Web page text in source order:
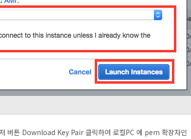
버튼 Download Key Pair 클릭하여 로컬PC 에 pem 확장자인